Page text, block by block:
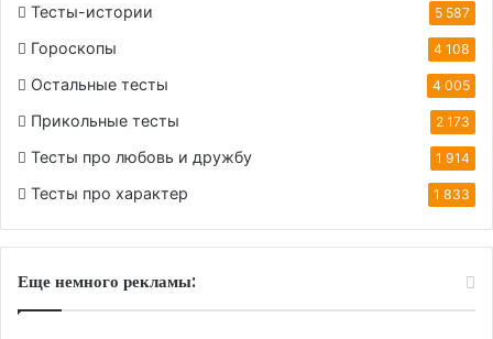
Тесты-истории 5 587
Гороскопы 4 108
Остальные тесты 4 005
Прикольные тесты 2 173
Тесты про любовь и дружбу 1 914
Тесты про характер 1 833
Еще немного рекламы: